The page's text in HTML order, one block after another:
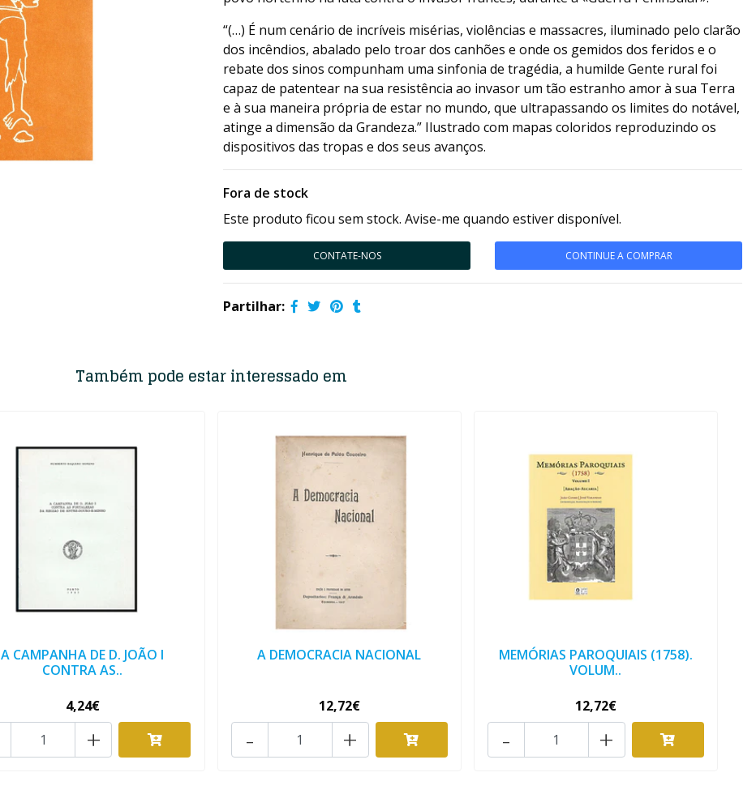
“(…) É num cenário de incríveis misérias, violências e massacres, iluminado pelo clarão
dos incêndios, abalado pelo troar dos canhões e onde os gemidos dos feridos e o
rebate dos sinos compunham uma sinfonia de tragédia, a humilde Gente rural foi
capaz de patentear na sua resistência ao invasor um tão estranho amor à sua Terra
e à sua maneira própria de estar no mundo, que ultrapassando os limites do notável,
atinge a dimensão da Grandeza.” Ilustrado com mapas coloridos reproduzindo os
dispositivos das tropas e dos seus avanços.
Fora de stock
Este produto ficou sem stock. Avise-me quando estiver disponível.
CONTATE-NOS CONTINUE A COMPRAR
Partilhar:
Também pode estar interessado em
A CAMPANHA DE D. JOÃO I
CONTRA AS..
4,24€
+
A DEMOCRACIA NACIONAL
12,72€
+
-
MEMÓRIAS PAROQUIAIS (1758).
VOLUM..
12,72€
+
-